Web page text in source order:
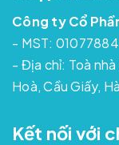
Công ty Cổ
- MST:
- Địa chỉ: Toà
Hoà, Cầu Giấy,
Kết nối với